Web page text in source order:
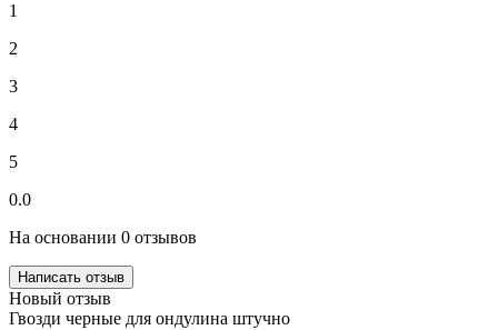
1
2
3
4
5
0.0
На основании 0 отзывов
Написать отзыв
Новый отзыв
Гвозди черные для ондулина штучно